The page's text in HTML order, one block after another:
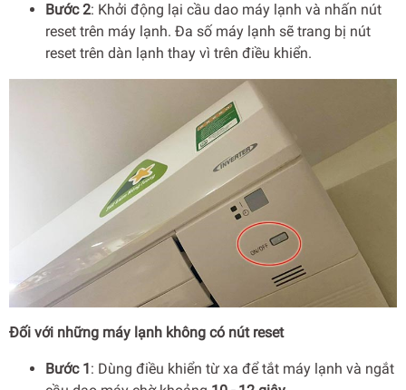
Bước 2: Khởi động lại cầu dao máy lạnh và nhấn nút
reset trên máy lạnh. Đa số máy lạnh sẽ trang bị nút
reset trên dàn lạnh thay vì trên điều khiển.
Đối với những máy lạnh không có nút reset
Bước 1: Dùng điều khiển từ xa để tắt máy lạnh và ngắt